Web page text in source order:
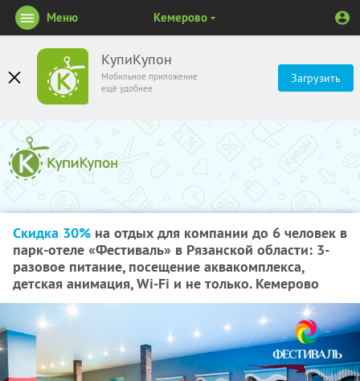
КупиКупон
Мобильное приложение
ещё удобнее
Загрузить
Меню Кемерово
Скидка 30% на отдых для компании до 6 человек в
парк-отеле «Фестиваль» в Рязанской области: 3-
разовое питание, посещение аквакомплекса,
детская анимация, Wi-Fi и не только. Кемерово